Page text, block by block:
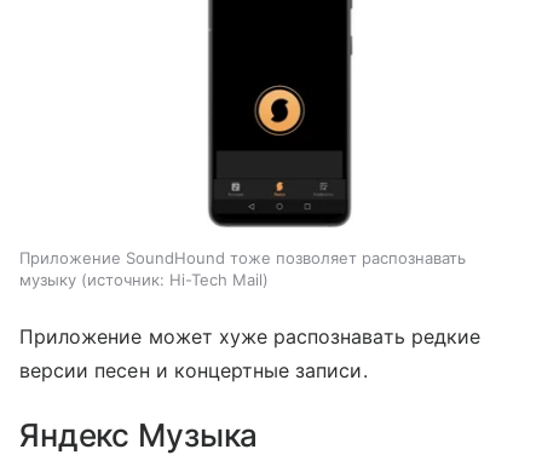
Приложение SoundHound тоже позволяет распознавать
музыку
источник: Hi-Tech Mail
Приложение может хуже распознавать редкие
версии песен и концертные записи.
Яндекс Музыка